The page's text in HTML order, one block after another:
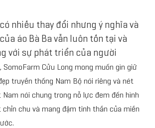
nhiều thay đổi nhưng ý nghĩa và
áo Bà Ba vẫn luôn tồn tại và
với sự phát triển của người
SomoFarm Cửu Long mong muốn gìn giữ
truyền thống Nam Bộ nói riêng và nét
Nam nói chung trong nỗ lực đem đến hình
chu và mang đậm tinh thần của miền